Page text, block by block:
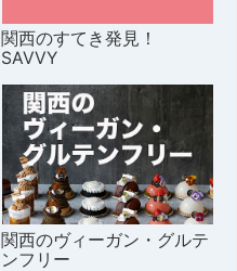
関西のすてき発見！
SAVVY
関西のヴィーガン・グルテ
ンフリー